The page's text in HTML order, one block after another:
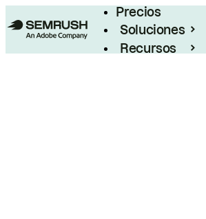
Precios
Soluciones
Recursos